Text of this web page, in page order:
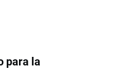
para la